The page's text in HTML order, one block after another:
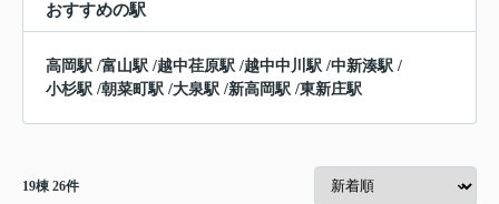
おすすめの駅
高岡駅 /富山駅 /越中荏原駅 /越中中川駅 /中新湊駅 /
小杉駅 /朝菜町駅 /大泉駅 /新高岡駅 /東新庄駅
19棟 26件